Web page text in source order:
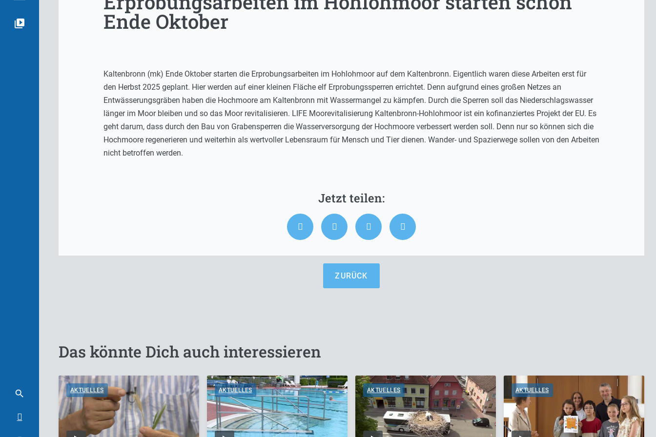
Ende Oktober
Kaltenbronn (mk) Ende Oktober starten die Erprobungsarbeiten im Hohlohmoor auf dem Kaltenbronn. Eigentlich waren diese Arbeiten erst für
den Herbst 2025 geplant. Hier werden auf einer kleinen Fläche elf Erprobungssperren errichtet. Denn aufgrund eines großen Netzes an
Entwässerungsgräben haben die Hochmoore am Kaltenbronn mit Wassermangel zu kämpfen. Durch die Sperren soll das Niederschlagswasser
länger im Moor bleiben und so das Moor revitalisieren. LIFE Moorevitalisierung Kaltenbronn-Hohlohmoor ist ein kofinanziertes Projekt der EU. Es
geht darum, dass durch den Bau von Grabensperren die Wasserversorgung der Hochmoore verbessert werden soll. Denn nur so können sich die
Hochmoore regenerieren und weiterhin als wertvoller Lebensraum für Mensch und Tier dienen. Wander- und Spazierwege sollen von den Arbeiten
nicht betroffen werden.
ZURÜCK
Das könnte Dich auch interessieren
AKTUELLES AKTUELLES AKTUELLES AKTUELLES